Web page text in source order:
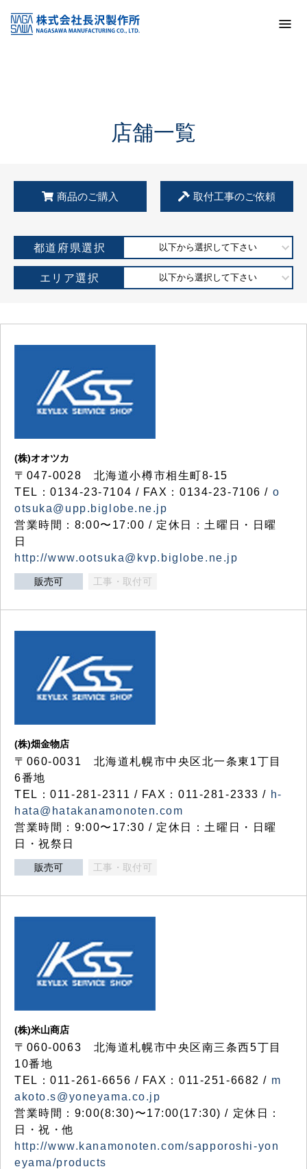
KSS加盟店・取扱店情報
店舗一覧
店舗一覧
商品のご購入 取付工事のご依頼
都道府県選択 以下から選択して下さい
エリア選択 以下から選択して下さい
(株)オオツカ
〒047-0028 北海道小樽市相生町8-15
TEL：0134-23-7104 / FAX：0134-23-7106 / o
otsuka@upp.biglobe.ne.jp
営業時間：8:00〜17:00 / 定休日：土曜日・日曜
日
http://www.ootsuka@kvp.biglobe.ne.jp
販売可 工事・取付可
(株)畑金物店
〒060-0031 北海道札幌市中央区北一条東1丁目
6番地
TEL：011-281-2311 / FAX：011-281-2333 / h-
hata@hatakanamonoten.com
営業時間：9:00〜17:30 / 定休日：土曜日・日曜
日・祝祭日
販売可 工事・取付可
(株)米山商店
〒060-0063 北海道札幌市中央区南三条西5丁目
10番地
TEL：011-261-6656 / FAX：011-251-6682 / m
akoto.s@yoneyama.co.jp
営業時間：9:00(8:30)〜17:00(17:30) / 定休日：
日・祝・他
http://www.kanamonoten.com/sapporoshi-yon
eyama/products